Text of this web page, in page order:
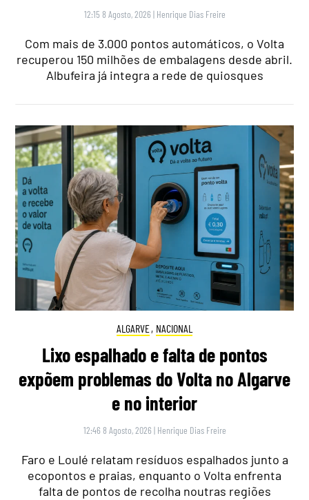
12:15 8 Agosto, 2026 | Henrique Dias Freire
Com mais de 3.000 pontos automáticos, o Volta
recuperou 150 milhões de embalagens desde abril.
Albufeira já integra a rede de quiosques
ALGARVE, NACIONAL
Lixo espalhado e falta de pontos
expõem problemas do Volta no Algarve
e no interior
12:46 8 Agosto, 2026 | Henrique Dias Freire
Faro e Loulé relatam resíduos espalhados junto a
ecopontos e praias, enquanto o Volta enfrenta
falta de pontos de recolha noutras regiões